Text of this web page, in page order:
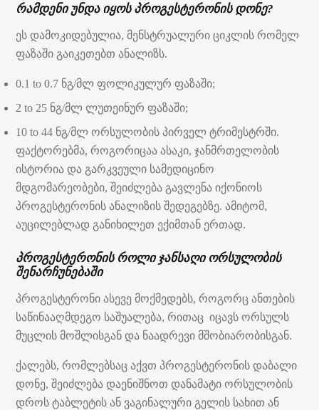
რამდენი უნდა იყოს პროგესტერონის დონე?
ეს დამოკიდებულია, მენსტრუალური ციკლის რომელ
ფაზაში გაიკეთებთ ანალიზს.
0.1 to 0.7 ნგ/მლ ფოლიკულურ ფაზაში;
2 to 25 ნგ/მლ ლუთეინურ ფაზაში;
10 to 44 ნგ/მლ ორსულობის პირველ ტრიმესტრში.
ფაქტორებმა, როგორიცაა ასაკი, ჯანმრთელობის
ისტორია და გარკვეული სამედიცინო
მდგომარეობები, შეიძლება გავლენა იქონიოს
პროგესტერონის ანალიზის შედეგებზე. ამიტომ,
აუცილებლად განიხილეთ ექიმთან ერთად.
პროგესტერონის როლი ჯანსაღი ორსულობის
შენარჩუნებაში
პროგესტერონი ასევე მოქმედებს, როგორც ანთების
საწინააღმდეგო საშუალება, რითაც იცავს ორსულს
მუცლის მოშლისგან და ნაადრევი მშობიარობისგან.
ქალებს, რომლებსაც აქვთ პროგესტერონის დაბალი
დონე, შეიძლება დაენიშნოთ დანამატი ორსულობის
დროს ტაბლეტის ან ვაგინალური გელის სახით ან